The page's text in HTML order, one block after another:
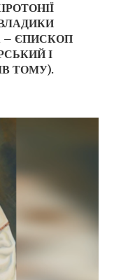
– ЄПИСКОП
І
ТОМУ).